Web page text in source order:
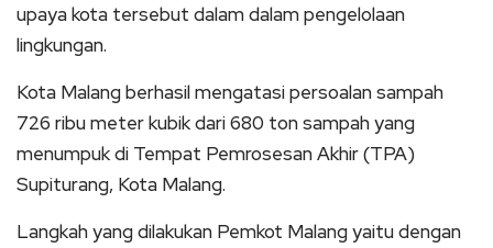
upaya kota tersebut dalam dalam pengelolaan
lingkungan.
Kota Malang berhasil mengatasi persoalan sampah
726 ribu meter kubik dari 680 ton sampah yang
menumpuk di Tempat Pemrosesan Akhir (TPA)
Supiturang, Kota Malang.
Langkah yang dilakukan Pemkot Malang yaitu dengan